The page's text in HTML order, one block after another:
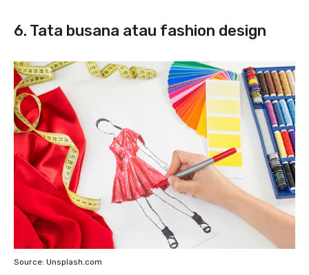
6. Tata busana atau fashion design
Source: Unsplash.com